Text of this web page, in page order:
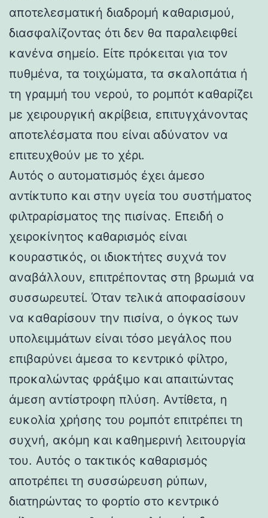
αποτελεσματική διαδρομή καθαρισμού,
διασφαλίζοντας ότι δεν θα παραλειφθεί
κανένα σημείο. Είτε πρόκειται για τον
πυθμένα, τα τοιχώματα, τα σκαλοπάτια ή
τη γραμμή του νερού, το ρομπότ καθαρίζει
με χειρουργική ακρίβεια, επιτυγχάνοντας
αποτελέσματα που είναι αδύνατον να
επιτευχθούν με το χέρι.
Αυτός ο αυτοματισμός έχει άμεσο
αντίκτυπο και στην υγεία του συστήματος
φιλτραρίσματος της πισίνας. Επειδή ο
χειροκίνητος καθαρισμός είναι
κουραστικός, οι ιδιοκτήτες συχνά τον
αναβάλλουν, επιτρέποντας στη βρωμιά να
συσσωρευτεί. Όταν τελικά αποφασίσουν
να καθαρίσουν την πισίνα, ο όγκος των
υπολειμμάτων είναι τόσο μεγάλος που
επιβαρύνει άμεσα το κεντρικό φίλτρο,
προκαλώντας φράξιμο και απαιτώντας
άμεση αντίστροφη πλύση. Αντίθετα, η
ευκολία χρήσης του ρομπότ επιτρέπει τη
συχνή, ακόμη και καθημερινή λειτουργία
του. Αυτός ο τακτικός καθαρισμός
αποτρέπει τη συσσώρευση ρύπων,
διατηρώντας το φορτίο στο κεντρικό